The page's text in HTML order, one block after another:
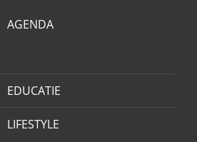
AGENDA
EDUCATIE
LIFESTYLE